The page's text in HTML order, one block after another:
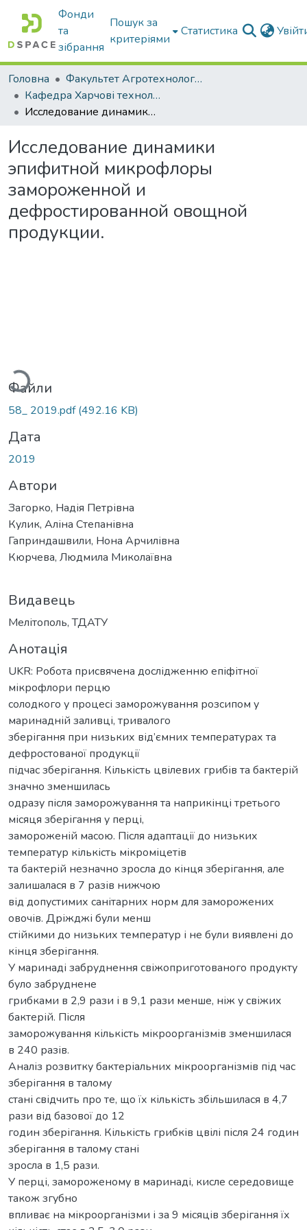
Фонди
та
зібрання
Пошук за
критеріями
Статистика
Головна
Факультет Агротехнологій та екології
Кафедра Харчові технологіі та готельно-ресторанна справа
Исследование динамики эпифитной микрофлоры замороженной и дефростированной овощной продукции.
Исследование динамики
эпифитной микрофлоры
замороженной и
дефростированной овощной
продукции.
Вантажиться...
Файли
58_ 2019.pdf(492.16 KB)
Дата
2019
Автори
Загорко, Надія Петрівна
Кулик, Аліна Степанівна
Гаприндашвили, Нона Арчилівна
Кюрчева, Людмила Миколаївна
Видавець
Мелітополь, ТДАТУ
Анотація
UKR: Робота присвячена дослідженню епіфітної
мікрофлори перцю
солодкого у процесі заморожування розсипом у
маринадній заливці, тривалого
зберігання при низьких від’ємних температурах та
дефростованої продукції
підчас зберігання. Кількість цвілевих грибів та бактерій
значно зменшилась
одразу після заморожування та наприкінці третього
місяця зберігання у перці,
замороженій масою. Після адаптації до низьких
температур кількість мікроміцетів
та бактерій незначно зросла до кінця зберігання, але
залишалася в 7 разів нижчою
від допустимих санітарних норм для заморожених
овочів. Дріжджі були менш
стійкими до низьких температур і не були виявлені до
кінця зберігання.
У маринаді забруднення свіжоприготованого продукту
було забруднене
грибками в 2,9 рази і в 9,1 рази менше, ніж у свіжих
бактерій. Після
заморожування кількість мікроорганізмів зменшилася
в 240 разів.
Аналіз розвитку бактеріальних мікроорганізмів під час
зберігання в талому
стані свідчить про те, що їх кількість збільшилася в 4,7
рази від базової до 12
годин зберігання. Кількість грибків цвілі після 24 годин
зберігання в талому стані
зросла в 1,5 рази.
У перці, замороженому в маринаді, кисле середовище
також згубно
впливає на мікроорганізми і за 9 місяців зберігання їх